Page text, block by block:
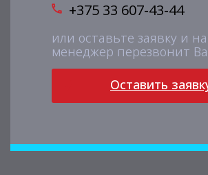
+375 33 607-43-44
или оставьте заявку и
менеджер перезвонит
Оставить